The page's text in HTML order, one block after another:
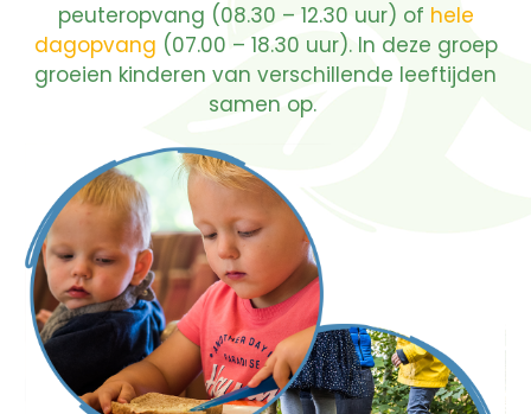
peuteropvang (08.30 – 12.30 uur) of hele
dagopvang (07.00 – 18.30 uur). In deze groep
groeien kinderen van verschillende leeftijden
samen op.